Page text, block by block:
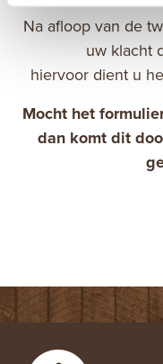
Na afloop van de
uw klacht
hiervoor dient u
Mocht het
dan komt dit